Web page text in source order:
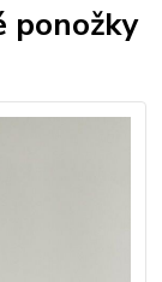
ponožky